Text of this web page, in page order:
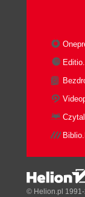
© Helion.pl